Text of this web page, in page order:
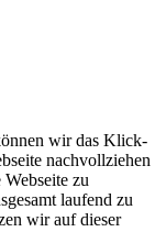
wir das Klick-
nachvollziehen
zu
laufend zu
wir auf dieser